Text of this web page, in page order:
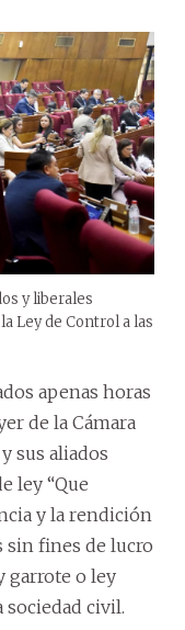
y liberales
Ley de Control a las
apenas horas
de la Cámara
sus aliados
ley “Que
y la rendición
sin fines de lucro
garrote o ley
civil.